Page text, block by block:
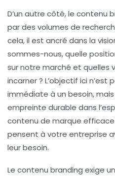
D’un autre côté, le contenu
par des volumes de
cela, il est ancré dans la
sommes-nous, quelle
sur notre marché et quelles
incarner ? L’objectif ici n’est
immédiate à un besoin,
empreinte durable dans
contenu de marque
pensent à votre entreprise
leur besoin.
Le contenu branding exige